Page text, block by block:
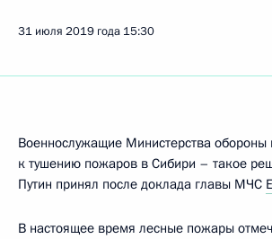
31 июля 2019 года 15:30
Военнослужащие Министерства обороны
к тушению пожаров в Сибири – такое
Путин принял после доклада главы МЧС
В настоящее время лесные пожары